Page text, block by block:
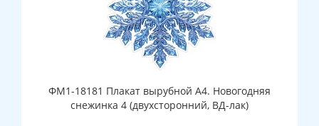
ФМ1-18181 Плакат вырубной А4. Новогодняя
снежинка 4 (двухсторонний, ВД-лак)